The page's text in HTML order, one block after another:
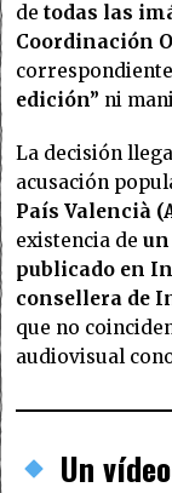
detodas las
Coordinación
edición” ni
La decisión
acusación
País Valencià
existencia deun
publicado en
consellera de
que no
audiovisual
Un